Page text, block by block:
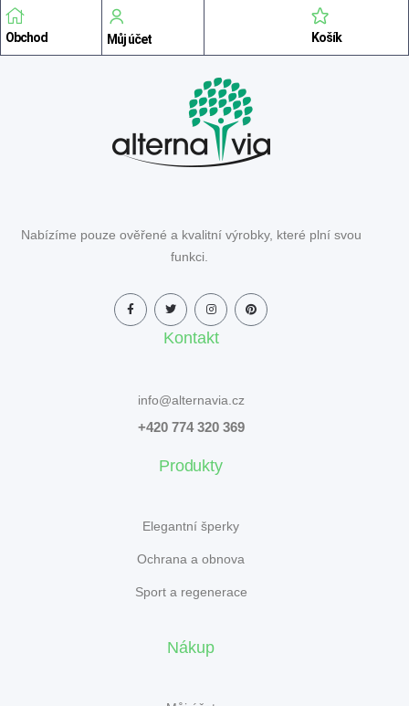
Obchod Můj účet Košík
Nabízíme pouze ověřené a kvalitní výrobky, které plní svou
funkci.
Kontakt
info@alternavia.cz
+420 774 320 369
Produkty
Elegantní šperky
Ochrana a obnova
Sport a regenerace
Nákup